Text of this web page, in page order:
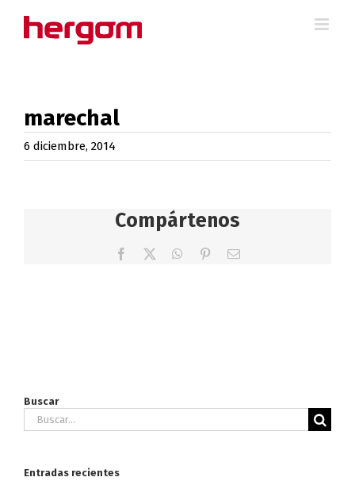
marechal
6 diciembre, 2014
Compártenos
Facebook WhatsApp
PinterestCorreo
Buscar
Buscar:
Entradas recientes